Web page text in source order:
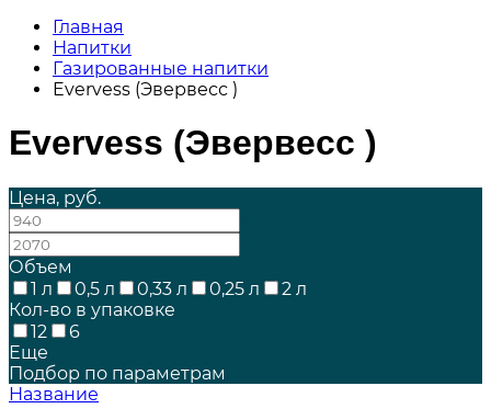
Главная
Напитки
Газированные напитки
Evervess (Эвервесс )
Evervess (Эвервесс )
Цена, руб.
Объем
1 л
0,5 л 0,33 л 0,25 л
2 л
Кол-во в упаковке
12
6
Еще
Подбор по параметрам
Название